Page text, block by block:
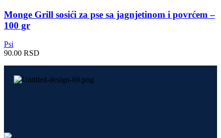
Monge Grill sosići za pse sa jagnjetinom i povrćem –
100 gr
Psi
90.00 RSD